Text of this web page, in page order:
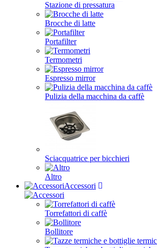
Stazione di pressatura
Brocche di latte
Portafilter
Termometri
Espresso mirror
Pulizia della macchina da caffè
Sciacquatrice per bicchieri
Altro
Accessori
Torrefattori di caffè
Bollitore